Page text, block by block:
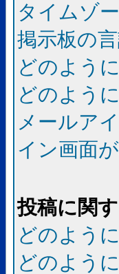
タイムゾ
掲示板の
どのよう
どのよう
メールア
イン画面
投稿に関
どのよう
どのよう